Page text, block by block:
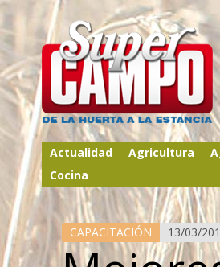
Actualidad Agricultura
Cocina
CAPACITACIÓN 13/03/